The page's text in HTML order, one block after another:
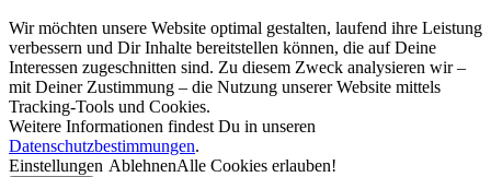
Wir möchten unsere Website optimal gestalten, laufend ihre Leistung
verbessern und Dir Inhalte bereitstellen können, die auf Deine
Interessen zugeschnitten sind. Zu diesem Zweck analysieren wir –
mit Deiner Zustimmung – die Nutzung unserer Website mittels
Tracking-Tools und Cookies.
Weitere Informationen findest Du in unseren
Datenschutzbestimmungen.
Einstellungen AblehnenAlle Cookies erlauben!